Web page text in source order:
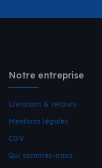
Notre entreprise
Livraison & retours
Mentions légales
CGV
Qui sommes-nous